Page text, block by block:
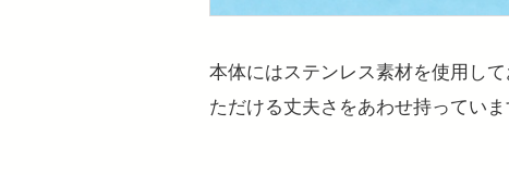
本体にはステンレス素材を使用し
ただける丈夫さをあわせ持っていま